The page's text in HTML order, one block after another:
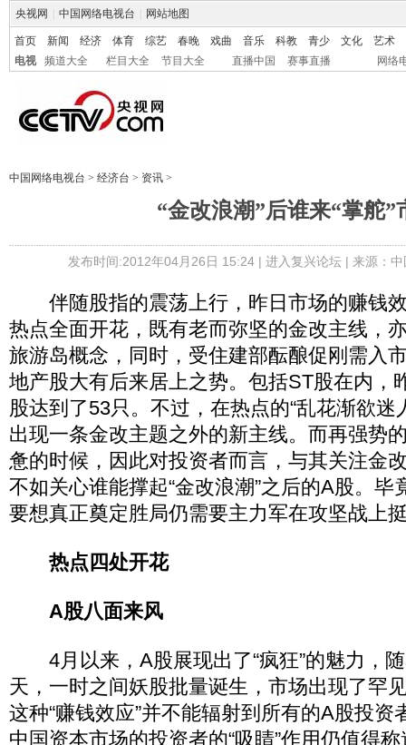
央视网 中国网络电视台 网站地图
首页 新闻 经济 体育 综艺 春晚 戏曲 音乐 科教 青少 文化
艺术
电视
频道大全 栏目大全 节目大全 直播中国 赛事直播 网络
中国网络电视台 > 经济台 > 资讯 >
“金改浪潮”后谁来“掌舵”
发布时间:2012年04月26日 15:24 | 进入复兴论坛| 来源：
伴随股指的震荡上行，昨日市场的赚钱
热点全面开花，既有老而弥坚的金改主线，
旅游岛概念，同时，受住建部酝酿促刚需入
地产股大有后来居上之势。包括ST股在内，
股达到了53只。不过，在热点的“乱花渐欲迷
出现一条金改主题之外的新主线。而再强势
惫的时候，因此对投资者而言，与其关注金
不如关心谁能撑起“金改浪潮”之后的A股。毕
要想真正奠定胜局仍需要主力军在攻坚战上
热点四处开花
A股八面来风
4月以来，A股展现出了“疯狂”的魅力，
天，一时之间妖股批量诞生，市场出现了罕
这种“赚钱效应”并不能辐射到所有的A股投资
中国资本市场的投资者的“吸睛”作用仍值得